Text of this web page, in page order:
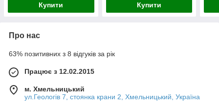
Купити Купити
Про нас
63% позитивних з 8 відгуків за рік
Працює з 12.02.2015
м. Хмельницький
ул.Геологів 7, стоянка крани 2, Хмельницький, Україна